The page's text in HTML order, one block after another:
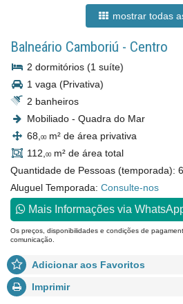
mostrar todas
Balneário Camboriú - Centro
2 dormitórios (1 suíte)
1 vaga (Privativa)
2 banheiros
Mobiliado - Quadra do Mar
68, 00m² de área privativa
112, 00m² de área total
Quantidade de Pessoas (temporada): 6
Aluguel Temporada: Consulte-nos
Mais Informações via
Os preços, disponibilidades e condições de
comunicação.
Adicionar aos Favoritos
Imprimir